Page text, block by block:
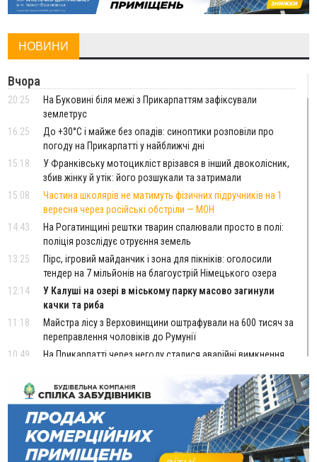
НОВИНИ
Вчора
20:25
На Буковині біля межі з Прикарпаттям зафіксували
землетрус
16:25
До +30°C і майже без опадів: синоптики розповіли про
погоду на Прикарпатті у найближчі дні
15:18
У Франківську мотоцикліст врізався в інший двоколісник,
збив жінку й утік: його розшукали та затримали
15:08
Частина школярів не матимуть фізичних підручників на 1
вересня через російські обстріли — МОН
14:43
На Рогатинщині рештки тварин спалювали просто в полі:
поліція розслідує отруєння земель
13:25
Пірс, ігровий майданчик і зона для пікніків: оголосили
тендер на 7 мільйонів на благоустрій Німецького озера
12:14
У Калуші на озері в міському парку масово загинули
качки та риба
11:18
Майстра лісу з Верховинщини оштрафували на 600 тисяч за
переправлення чоловіків до Румунії
10:49
На Прикарпатті через негоду сталися аварійні вимкнення
10:43
За змову на тендері для Долинської лікарні двох
підприємців оштрафували на 272 тисячі гривень
10:09
Яремчанський суд виніс вирок чоловіку, який у Буковелі
вкрав із супермаркету пляшку віскі за 8,5 тисяч
09:53
В урочищі біля Галича археологи відкопали давньоруську